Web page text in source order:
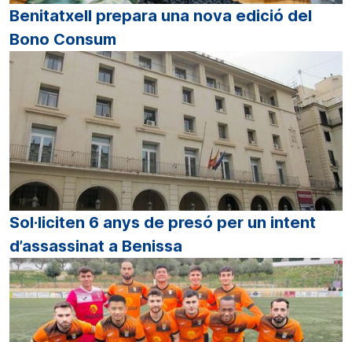
Benitatxell prepara una nova edició del
Bono Consum
Sol·liciten 6 anys de presó per un intent
d’assassinat a Benissa